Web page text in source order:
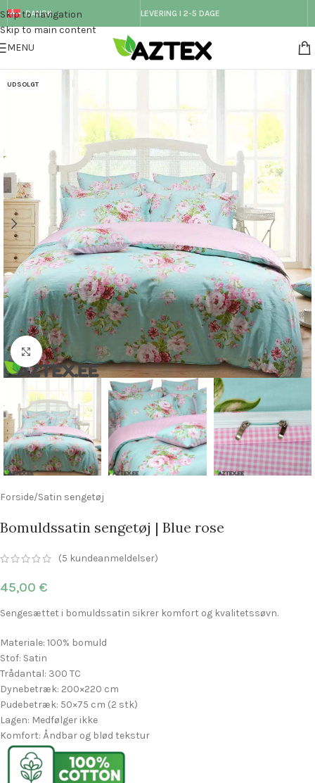
Skip to navigation
Skip to main content
DANSK LEVERING I 2-5 DAGE
MENU
UDSOLGT
Click to enlarge
Forside/Satin sengetøj
Bomuldssatin sengetøj | Blue rose
(5 kundeanmeldelser)
45,00 €
Sengesættet i bomuldssatin sikrer komfort og kvalitetssøvn.
Materiale: 100% bomuld
Stof: Satin
Trådantal: 300 TC
Dynebetræk: 200×220 cm
Pudebetræk: 50×75 cm (2 stk)
Lagen: Medfølger ikke
Komfort: Åndbar og blød tekstur